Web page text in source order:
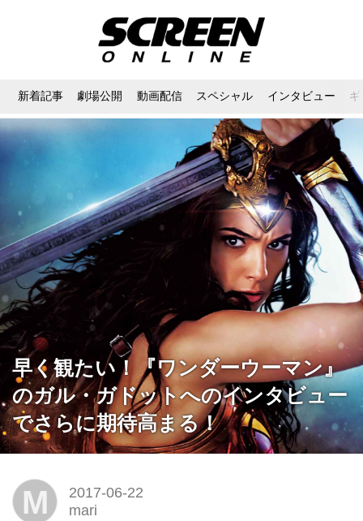
新着記事 劇場公開 動画配信 スペシャル インタビュー
早く観たい！『ワンダーウーマン』
のガル・ガドットへのインタビュー
でさらに期待高まる！
M
2017-06-22
mari